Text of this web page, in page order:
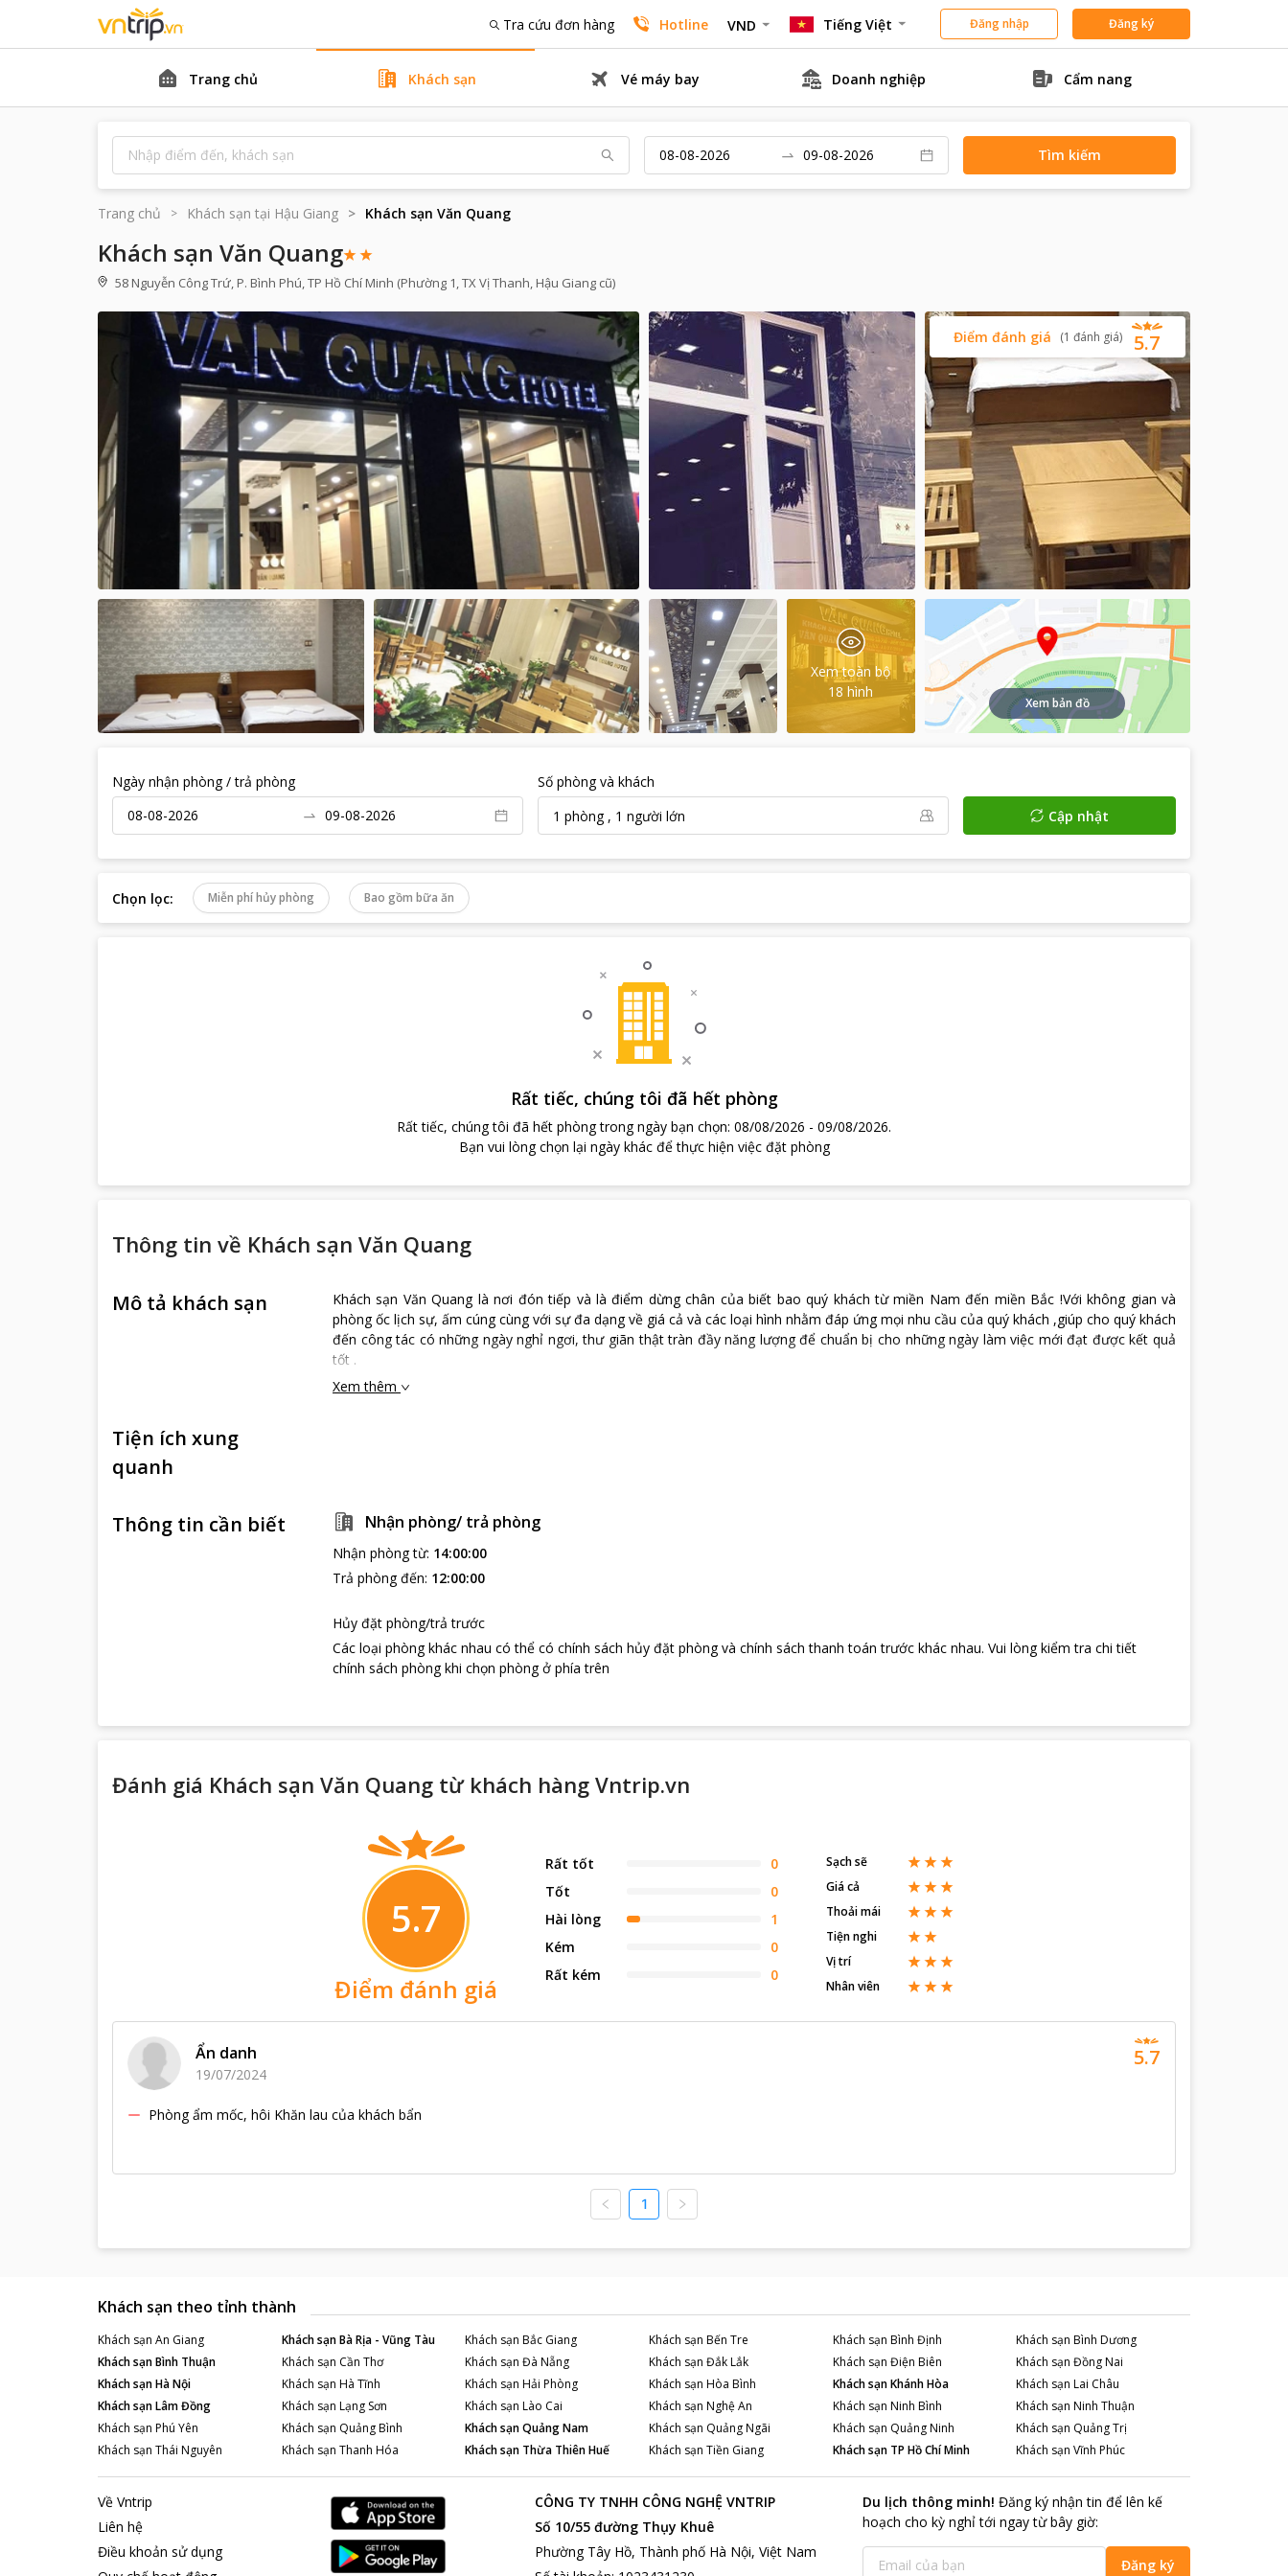
Tra cứu đơn hàng Hotline VND Tiếng Việt Đăng nhập Đăng ký
Trang chủ Khách sạn Vé máy bay Doanh nghiệp Cẩm nang
Tìm kiếm
Trang chủ Khách sạn tại Hậu Giang Khách sạn Văn Quang
Khách sạn Văn Quang
58 Nguyễn Công Trứ, P. Bình Phú, TP Hồ Chí Minh (Phường 1, TX Vị Thanh, Hậu Giang cũ)
5.7
Điểm đánh giá (1 đánh giá)
Xem toàn bộ
18 hình
Xem bản đồ
Ngày nhận phòng / trả phòng
Số phòng và khách
1 phòng, 1 người lớn Cập nhật
Chọn lọc: Miễn phí hủy phòng Bao gồm bữa ăn
Rất tiếc, chúng tôi đã hết phòng
Rất tiếc, chúng tôi đã hết phòng trong ngày bạn chọn: 08/08/2026 - 09/08/2026.
Bạn vui lòng chọn lại ngày khác để thực hiện việc đặt phòng
Thông tin về Khách sạn Văn Quang
Mô tả khách sạn
Khách sạn Văn Quang là nơi đón tiếp và là điểm dừng chân của biết bao quý khách từ miền Nam đến miền Bắc !Với không gian và
phòng ốc lịch sự, ấm cúng cùng với sự đa dạng về giá cả và các loại hình nhằm đáp ứng mọi nhu cầu của quý khách ,giúp cho quý khách
đến công tác có những ngày nghỉ ngơi, thư giãn thật tràn đầy năng lượng để chuẩn bị cho những ngày làm việc mới đạt được kết quả
tốt .
Xem thêm
Tiện ích xung
quanh
Thông tin cần biết Nhận phòng/ trả phòng
Nhận phòng từ: 14:00:00
Trả phòng đến: 12:00:00
Hủy đặt phòng/trả trước
Các loại phòng khác nhau có thể có chính sách hủy đặt phòng và chính sách thanh toán trước khác nhau. Vui lòng kiểm tra chi tiết
chính sách phòng khi chọn phòng ở phía trên
Đánh giá Khách sạn Văn Quang từ khách hàng Vntrip.vn
5.7
Điểm đánh giá
Rất tốt
0
Tốt
0
Hài lòng
1
Kém
0
Rất kém
0
Sạch sẽ
Giá cả
Thoải mái
Tiện nghi
Vị trí
Nhân viên
Ẩn danh
19/07/2024
Phòng ẩm mốc, hôi Khăn lau của khách bẩn
5.7
1
Khách sạn theo tỉnh thành
Khách sạn An Giang Khách sạnBà Rịa - Vũng Tàu Khách sạn Bắc Giang Khách sạn Bến Tre Khách sạn Bình Định Khách sạn Bình Dương
Khách sạnBình Thuận Khách sạn Cần Thơ Khách sạn Đà Nẵng Khách sạn Đắk Lắk Khách sạn Điện Biên Khách sạn Đồng Nai
Khách sạnHà Nội Khách sạn Hà Tĩnh Khách sạn Hải Phòng Khách sạn Hòa Bình Khách sạnKhánh Hòa Khách sạn Lai Châu
Khách sạnLâm Đồng Khách sạn Lạng Sơn Khách sạn Lào Cai Khách sạn Nghệ An Khách sạn Ninh Bình Khách sạn Ninh Thuận
Khách sạn Phú Yên Khách sạn Quảng Bình Khách sạnQuảng Nam Khách sạn Quảng Ngãi Khách sạn Quảng Ninh Khách sạn Quảng Trị
Khách sạn Thái Nguyên Khách sạn Thanh Hóa Khách sạn Thừa Thiên Huế Khách sạn Tiền Giang Khách sạn TP Hồ Chí Minh Khách sạn Vĩnh Phúc
Về Vntrip
Liên hệ
Điều khoản sử dụng
CÔNG TY TNHH CÔNG NGHỆ VNTRIP
Số 10/55 đường Thụy Khuê
Phường Tây Hồ, Thành phố Hà Nội, Việt Nam
Du lịch thông minh! Đăng ký nhận tin để lên kế
hoạch cho kỳ nghỉ tới ngay từ bây giờ:
Đăng ký